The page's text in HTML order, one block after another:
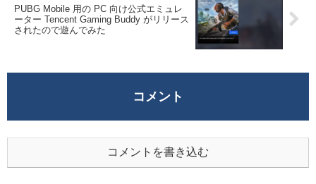
PUBG Mobile 用の PC 向け公式エミュレ
ーター Tencent Gaming Buddy がリリース
されたので遊んでみた
コメント
コメントを書き込む